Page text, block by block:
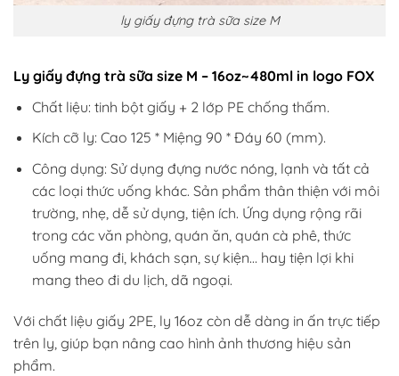
ly giấy đựng trà sữa size M
Ly giấy đựng trà sữa size M – 16oz~480ml in logo FOX
Chất liệu: tinh bột giấy + 2 lớp PE chống thấm.
Kích cỡ ly: Cao 125 * Miệng 90 * Đáy 60 (mm).
Công dụng: Sử dụng đựng nước nóng, lạnh và tất cả
các loại thức uống khác. Sản phẩm thân thiện với môi
trường, nhẹ, dễ sử dụng, tiện ích. Ứng dụng rộng rãi
trong các văn phòng, quán ăn, quán cà phê, thức
uống mang đi, khách sạn, sự kiện… hay tiện lợi khi
mang theo đi du lịch, dã ngoại.
Với chất liệu giấy 2PE, ly 16oz còn dễ dàng in ấn trực tiếp
trên ly, giúp bạn nâng cao hình ảnh thương hiệu sản
phẩm.